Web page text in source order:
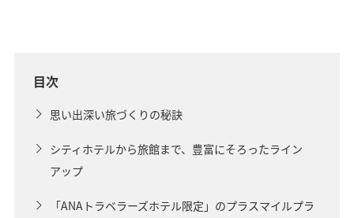
目次
思い出深い旅づくりの秘訣
シティホテルから旅館まで、豊富にそろったライン
アップ
「ANAトラベラーズホテル限定」のプラスマイルプラ